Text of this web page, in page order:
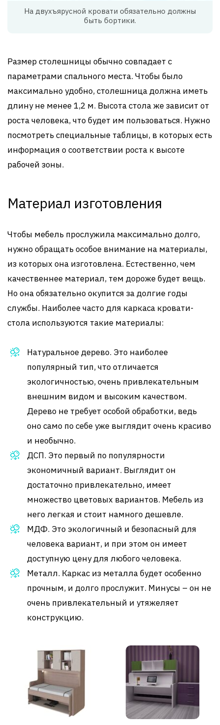
На двухъярусной кровати обязательно должны
быть бортики.
Размер столешницы обычно совпадает с
параметрами спального места. Чтобы было
максимально удобно, столешница должна иметь
длину не менее 1,2 м. Высота стола же зависит от
роста человека, что будет им пользоваться. Нужно
посмотреть специальные таблицы, в которых есть
информация о соответствии роста к высоте
рабочей зоны.
Материал изготовления
Чтобы мебель прослужила максимально долго,
нужно обращать особое внимание на материалы,
из которых она изготовлена. Естественно, чем
качественнее материал, тем дороже будет вещь.
Но она обязательно окупится за долгие годы
службы. Наиболее часто для каркаса кровати-
стола используются такие материалы:
Натуральное дерево. Это наиболее
популярный тип, что отличается
экологичностью, очень привлекательным
внешним видом и высоким качеством.
Дерево не требует особой обработки, ведь
оно само по себе уже выглядит очень красиво
и необычно.
ДСП. Это первый по популярности
экономичный вариант. Выглядит он
достаточно привлекательно, имеет
множество цветовых вариантов. Мебель из
него легкая и стоит намного дешевле.
МДФ. Это экологичный и безопасный для
человека вариант, и при этом он имеет
доступную цену для любого человека.
Металл. Каркас из металла будет особенно
прочным, и долго прослужит. Минусы – он не
очень привлекательный и утяжеляет
конструкцию.